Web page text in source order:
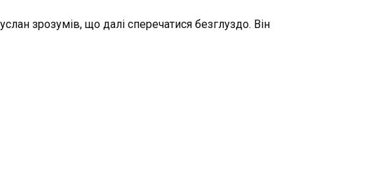
зрозумів, що далі сперечатися безглуздо. Він